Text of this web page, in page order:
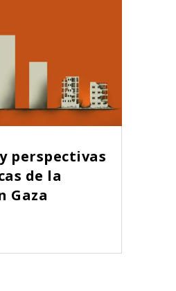
perspectivas
de la
Gaza